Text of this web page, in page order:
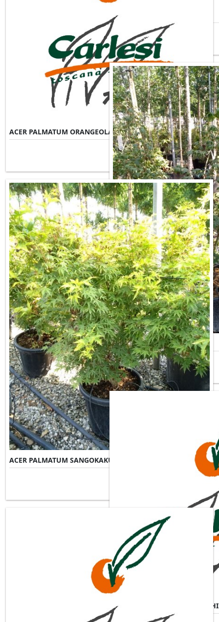
ACER PALMATUM FIREGLOW
ACER PALMATUM ORANGEOLA
Misure Disponibili ►
ACER PALMATUM OSAKAZUKI
ACER PALMATUM SANGOKAKU
ACER PALMATUM